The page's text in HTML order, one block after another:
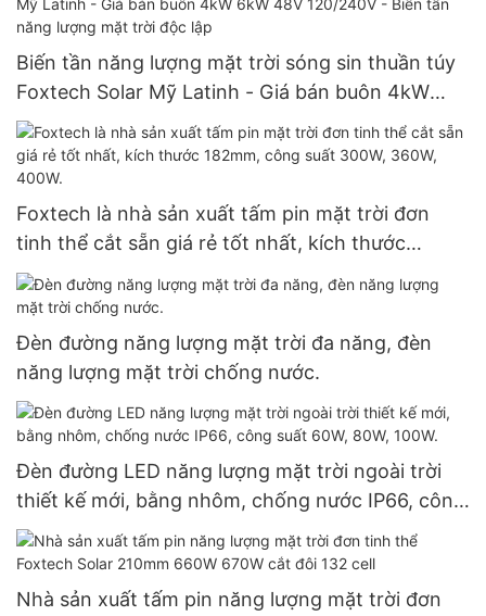
Biến tần năng lượng mặt trời sóng sin thuần túy
Foxtech Solar Mỹ Latinh - Giá bán buôn 4kW
6kW 48V 120/240V - Biến tần năng lượng mặt
trời độc lập
Foxtech là nhà sản xuất tấm pin mặt trời đơn
tinh thể cắt sẵn giá rẻ tốt nhất, kích thước
182mm, công suất 300W, 360W, 400W.
Đèn đường năng lượng mặt trời đa năng, đèn
năng lượng mặt trời chống nước.
Đèn đường LED năng lượng mặt trời ngoài trời
thiết kế mới, bằng nhôm, chống nước IP66, công
suất 60W, 80W, 100W.
Nhà sản xuất tấm pin năng lượng mặt trời đơn